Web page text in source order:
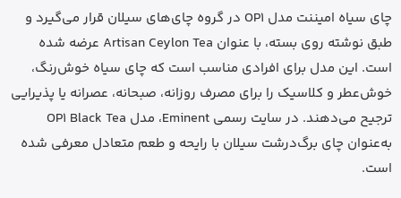
چای سیاه امیننت مدل OP1 در گروه چای‌های سیلان قرار می‌گیرد و
طبق نوشته روی بسته، با عنوان Artisan Ceylon Tea عرضه شده
است. این مدل برای افرادی مناسب است که چای سیاه خوش‌رنگ،
خوش‌عطر و کلاسیک را برای مصرف روزانه، صبحانه، عصرانه یا پذیرایی
ترجیح می‌دهند. در سایت رسمی Eminent، مدل OP1 Black Tea
به‌عنوان چای برگ‌درشت سیلان با رایحه و طعم متعادل معرفی شده
است.